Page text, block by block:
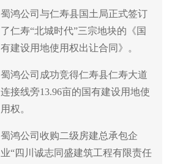
蜀鸿公司与仁寿县国土局正式签订
了仁寿“北城时代”三宗地块的《国
有建设用地使用权出让合同》。
蜀鸿公司成功竞得仁寿县仁寿大道
连接线旁13.96亩的国有建设用地使
用权。
蜀鸿公司收购二级房建总承包企
业“四川诚志同盛建筑工程有限责任